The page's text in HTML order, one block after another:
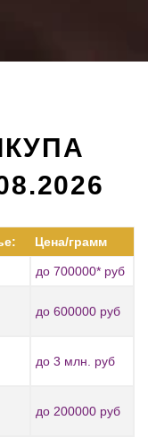
Цена/грамм
до 700000* руб
до 600000 руб
до 3 млн. руб
до 200000 руб